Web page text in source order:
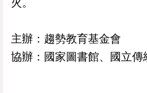
火。
主辦：趨勢教育基金會
協辦：國家圖書館、國立